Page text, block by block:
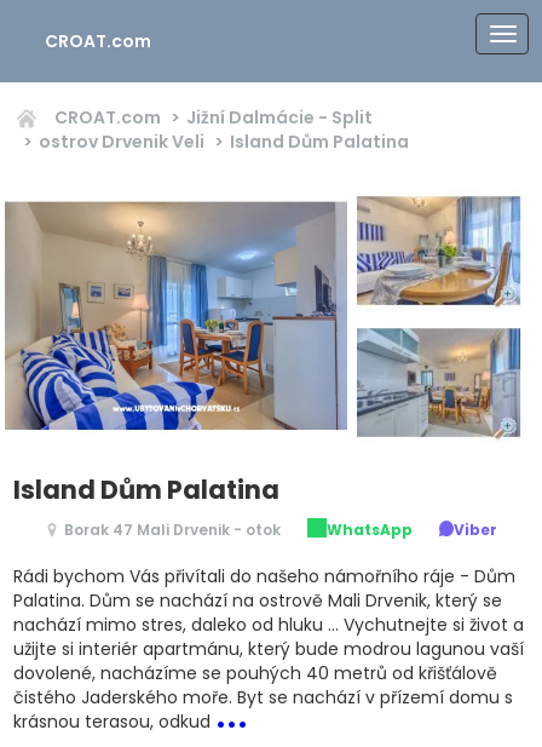
CROAT.com
CROAT.com
Jižní Dalmácie - Split
ostrov Drvenik Veli
Island Dům Palatina
Island Dům Palatina
Borak 47 Mali Drvenik - otok WhatsApp Viber
Rádi bychom Vás přivítali do našeho námořního ráje - Dům
Palatina. Dům se nachází na ostrově Mali Drvenik, který se
nachází mimo stres, daleko od hluku ... Vychutnejte si život a
užijte si interiér apartmánu, který bude modrou lagunou vaší
dovolené, nacházíme se pouhých 40 metrů od křišťálově
čistého Jaderského moře. Byt se nachází v přízemí domu s
krásnou terasou, odkud ...